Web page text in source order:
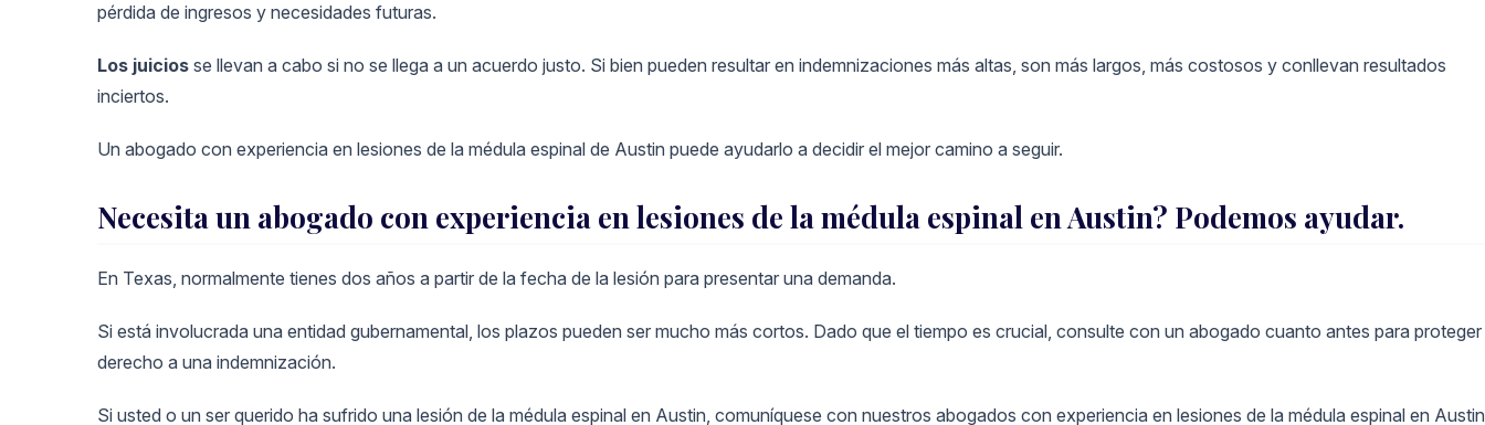
pérdida de ingresos y necesidades futuras.
Los juicios se llevan a cabo si no se llega a un acuerdo justo. Si bien pueden resultar en indemnizaciones más altas, son más largos, más costosos y conllevan resultados
inciertos.
Un abogado con experiencia en lesiones de la médula espinal de Austin puede ayudarlo a decidir el mejor camino a seguir.
Necesita un abogado con experiencia en lesiones de la médula espinal en Austin? Podemos ayudar.
En Texas, normalmente tienes dos años a partir de la fecha de la lesión para presentar una demanda.
Si está involucrada una entidad gubernamental, los plazos pueden ser mucho más cortos. Dado que el tiempo es crucial, consulte con un abogado cuanto antes para proteger
derecho a una indemnización.
Si usted o un ser querido ha sufrido una lesión de la médula espinal en Austin, comuníquese con nuestros abogados con experiencia en lesiones de la médula espinal en Austin